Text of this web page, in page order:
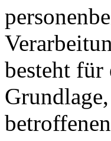
besteht für